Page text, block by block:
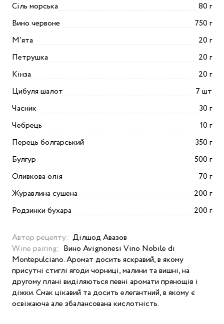
Сіль морська
80 г
Вино червоне
750 г
М'ята
20 г
Петрушка
20 г
Кінза
20 г
Цибуля шалот
7 шт
Часник
30 г
Чебрець
10 г
Перець болгарський
350 г
Булгур
500 г
Оливкова олія
70 г
Журавлина сушена
200 г
Родзинки бухара
200 г
Автор рецепту: Ділшод Авазов
Wine pairing: Вино Avignonesi Vino Nobile di
Montepulciano. Аромат досить яскравий, в якому
присутні стиглі ягоди чорниці, малини та вишні, на
другому плані виділяються певні аромати прянощів і
діжки. Смак цікавий та досить елегантний, в якому є
освіжаюча але збалансована кислотність.